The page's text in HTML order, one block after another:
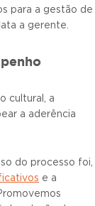
para a gestão de
a gerente.
cultural, a
a aderência
do processo foi,
e a